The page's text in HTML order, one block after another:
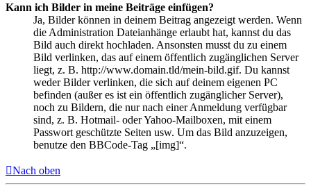
Kann ich Bilder in meine Beiträge einfügen?
Ja, Bilder können in deinem Beitrag angezeigt werden. Wenn
die Administration Dateianhänge erlaubt hat, kannst du das
Bild auch direkt hochladen. Ansonsten musst du zu einem
Bild verlinken, das auf einem öffentlich zugänglichen Server
liegt, z. B. http://www.domain.tld/mein-bild.gif. Du kannst
weder Bilder verlinken, die sich auf deinem eigenen PC
befinden (außer es ist ein öffentlich zugänglicher Server),
noch zu Bildern, die nur nach einer Anmeldung verfügbar
sind, z. B. Hotmail- oder Yahoo-Mailboxen, mit einem
Passwort geschützte Seiten usw. Um das Bild anzuzeigen,
benutze den BBCode-Tag „[img]“.
Nach oben